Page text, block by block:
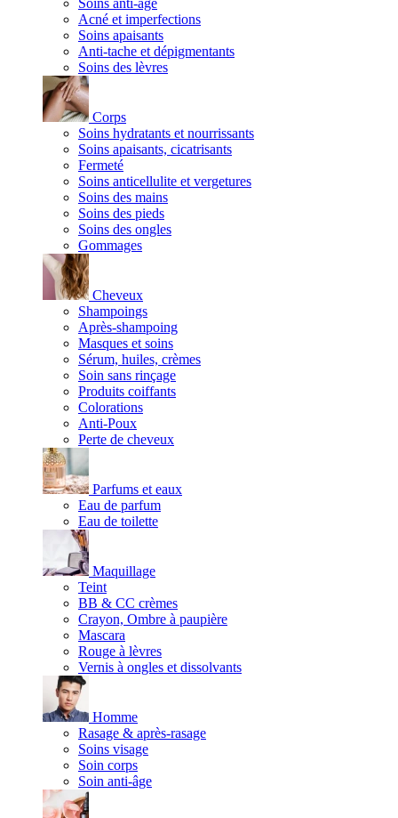
Soins anti-âge
Acné et imperfections
Soins apaisants
Anti-tache et dépigmentants
Soins des lèvres
Corps
Soins hydratants et nourrissants
Soins apaisants, cicatrisants
Fermeté
Soins anticellulite et vergetures
Soins des mains
Soins des pieds
Soins des ongles
Gommages
Cheveux
Shampoings
Après-shampoing
Masques et soins
Sérum, huiles, crèmes
Soin sans rinçage
Produits coiffants
Colorations
Anti-Poux
Perte de cheveux
Parfums et eaux
Eau de parfum
Eau de toilette
Maquillage
Teint
BB & CC crèmes
Crayon, Ombre à paupière
Mascara
Rouge à lèvres
Vernis à ongles et dissolvants
Homme
Rasage & après-rasage
Soins visage
Soin corps
Soin anti-âge